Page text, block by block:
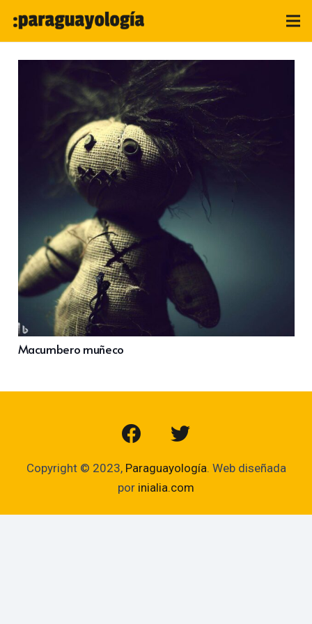
Macumbero muñeco
Copyright © 2023, Paraguayología. Web diseñada
por inialia.com